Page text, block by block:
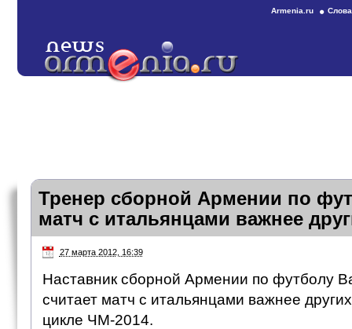
Armenia.ru
Тренер сборной Армении по
матч с итальянцами важнее
27 марта 2012, 16:39
Наставник сборной Армении по футболу
считает матч с итальянцами важнее
цикле ЧМ-2014.